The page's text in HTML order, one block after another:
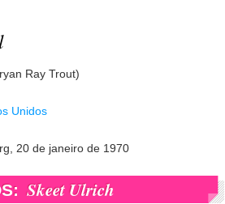
Ray Trout)
Unidos
20 de janeiro de 1970
Skeet Ulrich